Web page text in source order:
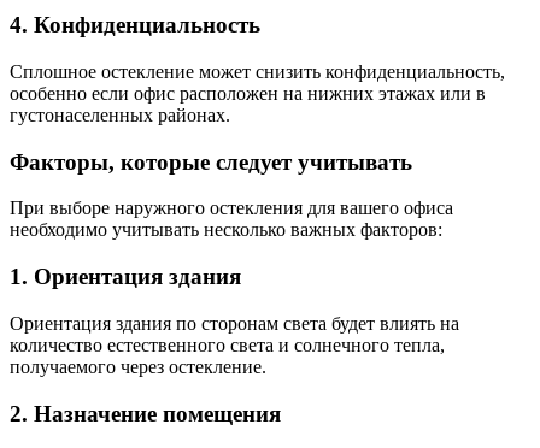
4. Конфиденциальность
Сплошное остекление может снизить конфиденциальность,
особенно если офис расположен на нижних этажах или в
густонаселенных районах.
Факторы, которые следует учитывать
При выборе наружного остекления для вашего офиса
необходимо учитывать несколько важных факторов:
1. Ориентация здания
Ориентация здания по сторонам света будет влиять на
количество естественного света и солнечного тепла,
получаемого через остекление.
2. Назначение помещения